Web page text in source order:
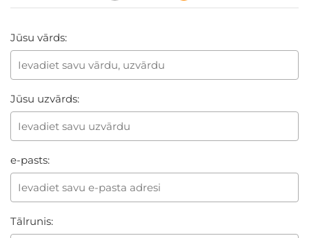
Jūsu vārds:
Jūsu uzvārds:
e-pasts:
Tālrunis: